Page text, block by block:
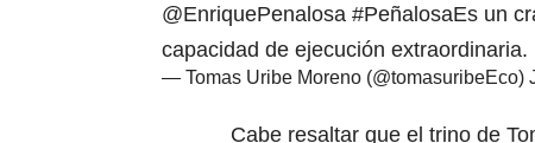
@EnriquePenalosa #PeñalosaEs un
capacidad de ejecución
— Tomas Uribe Moreno (@tomasuribeEco)
Cabe resaltar que el trino de